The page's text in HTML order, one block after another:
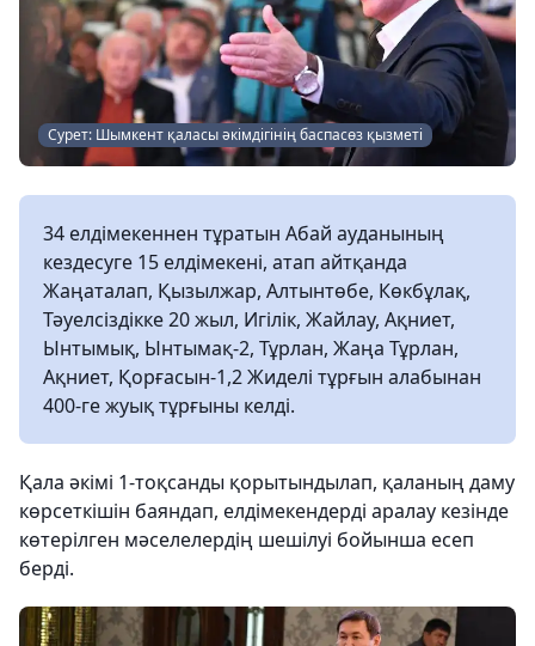
Сурет: Шымкент қаласы әкімдігінің баспасөз қызметі
34 елдімекеннен тұратын Абай ауданының
кездесуге 15 елдімекені, атап айтқанда
Жаңаталап, Қызылжар, Алтынтөбе, Көкбұлақ,
Тәуелсіздікке 20 жыл, Игілік, Жайлау, Ақниет,
Ынтымық, Ынтымақ-2, Тұрлан, Жаңа Тұрлан,
Ақниет, Қорғасын-1,2 Жиделі тұрғын алабынан
400-ге жуық тұрғыны келді.
Қала әкімі 1-тоқсанды қорытындылап, қаланың даму
көрсеткішін баяндап, елдімекендерді аралау кезінде
көтерілген мәселелердің шешілуі бойынша есеп
берді.